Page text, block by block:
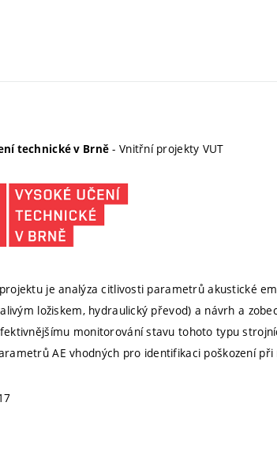
technické v Brně - Vnitřní projekty VUT
je analýza citlivosti parametrů akustické
ložiskem, hydraulický převod) a návrh a
monitorování stavu tohoto typu
AE vhodných pro identifikaci poškození